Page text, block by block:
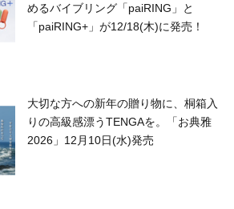
めるバイブリング「paiRING」と
「paiRING+」が12/18(木)に発売！
大切な方への新年の贈り物に、桐箱入
りの高級感漂うTENGAを。「お典雅
2026」12月10日(水)発売